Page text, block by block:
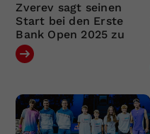
Zverev sagt seinen
Start bei den Erste
Bank Open 2025 zu